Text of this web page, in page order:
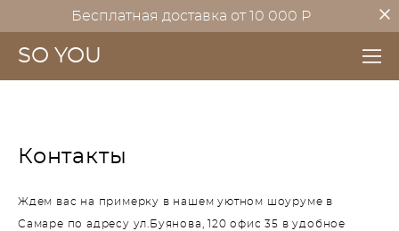
Бесплатная доставка от 10 000 Р
SO YOU
Контакты
Ждем вас на примерку в нашем уютном шоуруме в
Самаре по адресу ул.Буянова, 120 офис 35 в удобное